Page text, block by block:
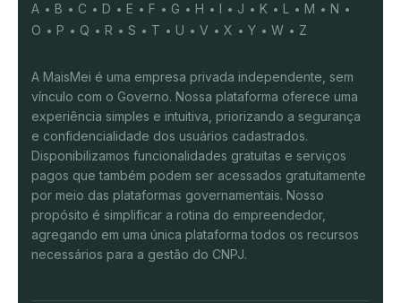
A B C D E F G H I J K L M
N
O
P Q R S T U V X Y W Z
A MaisMei é uma empresa privada independente, sem
vínculo com o Governo. Nossa plataforma oferece uma
experiência simples e intuitiva, priorizando a segurança
e confidencialidade dos usuários cadastrados.
Disponibilizamos funcionalidades gratuitas e serviços
pagos que também podem ser acessados gratuitamente
por meio das plataformas governamentais. Nosso
propósito é simplificar a rotina do empreendedor,
agregando em uma única plataforma todos os recursos
necessários para a gestão do CNPJ.